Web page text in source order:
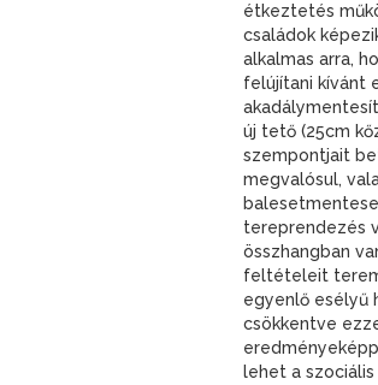
étkeztetés
családok
alkalmas arra,
felújítani kívánt
új tető (25cm
szempontjait
megvalósul,
tereprendezés
összhangban
feltételeit
egyenlő esélyű
csökkentve
lehet a